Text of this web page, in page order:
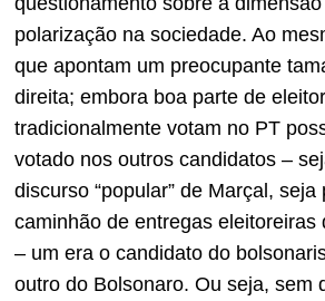
polarização na sociedade. Ao
que apontam um preocupante
direita; embora boa parte de
tradicionalmente votam no PT
votado nos outros candidatos –
discurso “popular” de Marçal, seja
caminhão de entregas eleitoreiras
– um era o candidato do
outro do Bolsonaro. Ou seja, sem